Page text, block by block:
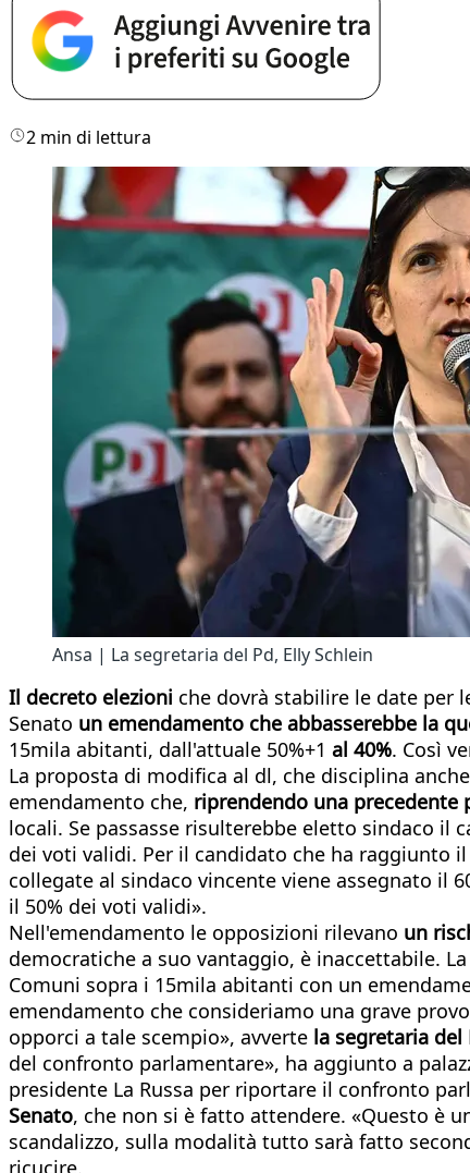
2 min di lettura
Ansa | La segretaria del Pd, Elly Schlein
Il decreto elezioni che dovrà stabilire le date per
Senato un emendamento che abbasserebbe la
15mila abitanti, dall'attuale 50%+1 al 40%. Così
La proposta di modifica al dl, che disciplina
emendamento che, riprendendo una
locali. Se passasse risulterebbe eletto sindaco il
dei voti validi. Per il candidato che ha raggiunto
collegate al sindaco vincente viene assegnato il
il 50% dei voti validi».
Nell'emendamento le opposizioni rilevano un
democratiche a suo vantaggio, è inaccettabile.
Comuni sopra i 15mila abitanti con un
emendamento che consideriamo una grave
opporci a tale scempio», avverte la segretaria del
del confronto parlamentare», ha aggiunto a
presidente La Russa per riportare il confronto
Senato, che non si è fatto attendere. «Questo è
scandalizzo, sulla modalità tutto sarà fatto
ricucire.